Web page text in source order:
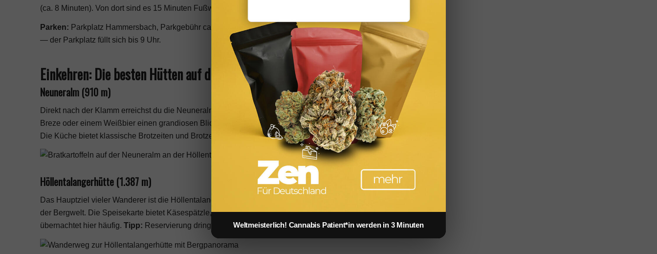
(ca. 8 Minuten). Von dort sind es 15 Minuten Fußweg zum Klamm-Eingang.
Parken: Parkplatz Hammersbach, Parkgebühr ca. 5 Euro/Tag. In der Hauptsaison (Juli/August) früh anreisen
— der Parkplatz füllt sich bis 9 Uhr.
Einkehren: Die besten Hütten auf dem Weg
Neuneralm (910 m)
Direkt nach der Klamm erreichst du die Neuneralm. Auf der großen Sonnenterrasse genießt du bei Kaffee,
Breze oder einem Weißbier einen grandiosen Blick über das Werdenfelser Land und die umliegenden Alpen.
Die Küche bietet klassische Brotzeiten und Brotzeitplatten.
Höllentalangerhütte (1.387 m)
Das Hauptziel vieler Wanderer ist die Höllentalangerhütte — ein bewirtschaftetes DAV-Schutzhaus mitten in
der Bergwelt. Die Speisekarte bietet Käsespätzle, Suppen und Kuchen. Wer auf die Zugspitze weiter will,
übernachtet hier häufig. Tipp: Reservierung dringend empfohlen in der Hauptsaison!
Weltmeisterlich! Cannabis Patient*in werden in 3 Minuten